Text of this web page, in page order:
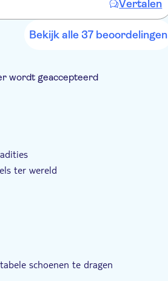
bekend als Jang Jang
Vertalen
Bekijk alle 37 beoordelingen
wordt geaccepteerd
ter wereld
schoenen te dragen